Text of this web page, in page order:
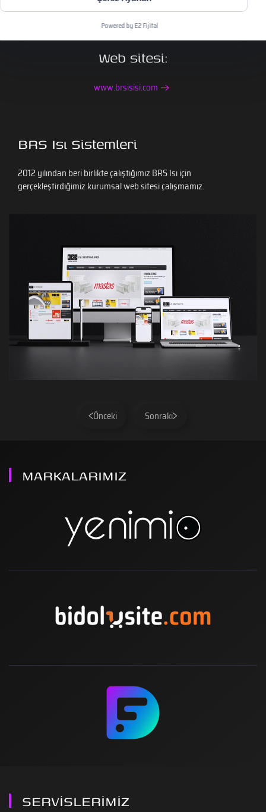
Web Yazılım
Web sitesi:
www.brsisisi.com
BRS Isı Sistemleri
2012 yılından beri birlikte çalıştığımız BRS Isı için
gerçekleştirdiğimiz kurumsal web sitesi çalışmamız.
Önceki Sonraki
MARKALARIMIZ
SERVİSLERİMİZ
Powered by E2 Fijital